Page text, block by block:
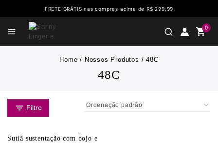
FRETE GRÁTIS nas compras acima de R$ 299,99
0
Home / Nossos Produtos / 48C
48C
Filtro
Sutiã sustentação com bojo e